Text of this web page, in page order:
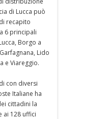
di Lucca può
recapito
6 principali
Borgo a
Lido
e Viareggio.
con diversi
Italiane ha
cittadini la
ai 128 uffici